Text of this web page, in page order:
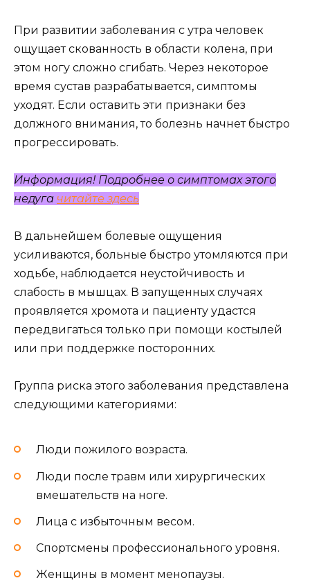
При развитии заболевания с утра человек
ощущает скованность в области колена, при
этом ногу сложно сгибать. Через некоторое
время сустав разрабатывается, симптомы
уходят. Если оставить эти признаки без
должного внимания, то болезнь начнет быстро
прогрессировать.
Информация! Подробнее о симптомах этого
недуга читайте здесь
В дальнейшем болевые ощущения
усиливаются, больные быстро утомляются при
ходьбе, наблюдается неустойчивость и
слабость в мышцах. В запущенных случаях
проявляется хромота и пациенту удастся
передвигаться только при помощи костылей
или при поддержке посторонних.
Группа риска этого заболевания представлена
следующими категориями:
Люди пожилого возраста.
Люди после травм или хирургических
вмешательств на ноге.
Лица с избыточным весом.
Спортсмены профессионального уровня.
Женщины в момент менопаузы.